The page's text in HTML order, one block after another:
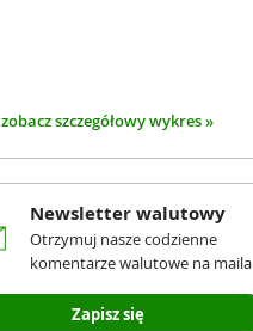
zobacz szczegółowy wykres »
Newsletter walutowy
Otrzymuj nasze codzienne
komentarze walutowe na maila
Zapisz się